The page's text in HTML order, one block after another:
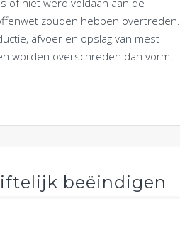
of niet werd voldaan aan de
zouden hebben overtreden.
afvoer en opslag van mest
worden overschreden dan vormt
beëindigen